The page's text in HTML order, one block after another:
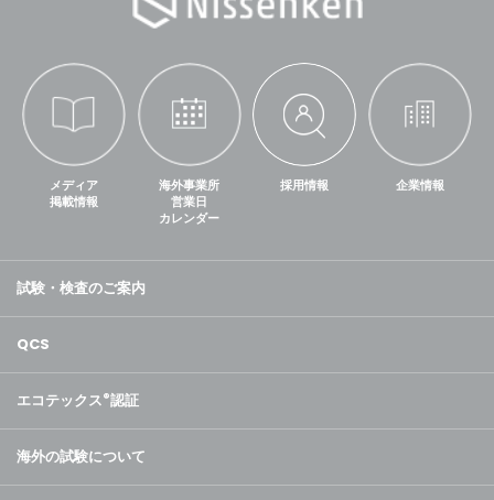
メディア
掲載情報
海外事業所
営業日
カレンダー
採用情報 企業情報
試験・検査のご案内
QCS
エコテックス®認証
海外の試験について